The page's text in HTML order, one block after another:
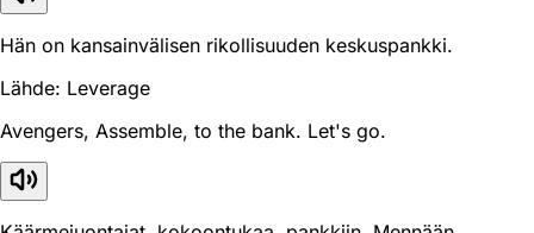
Hän on kansainvälisen rikollisuuden keskuspankki.
Lähde: Leverage
Avengers, Assemble, to the bank. Let's go.